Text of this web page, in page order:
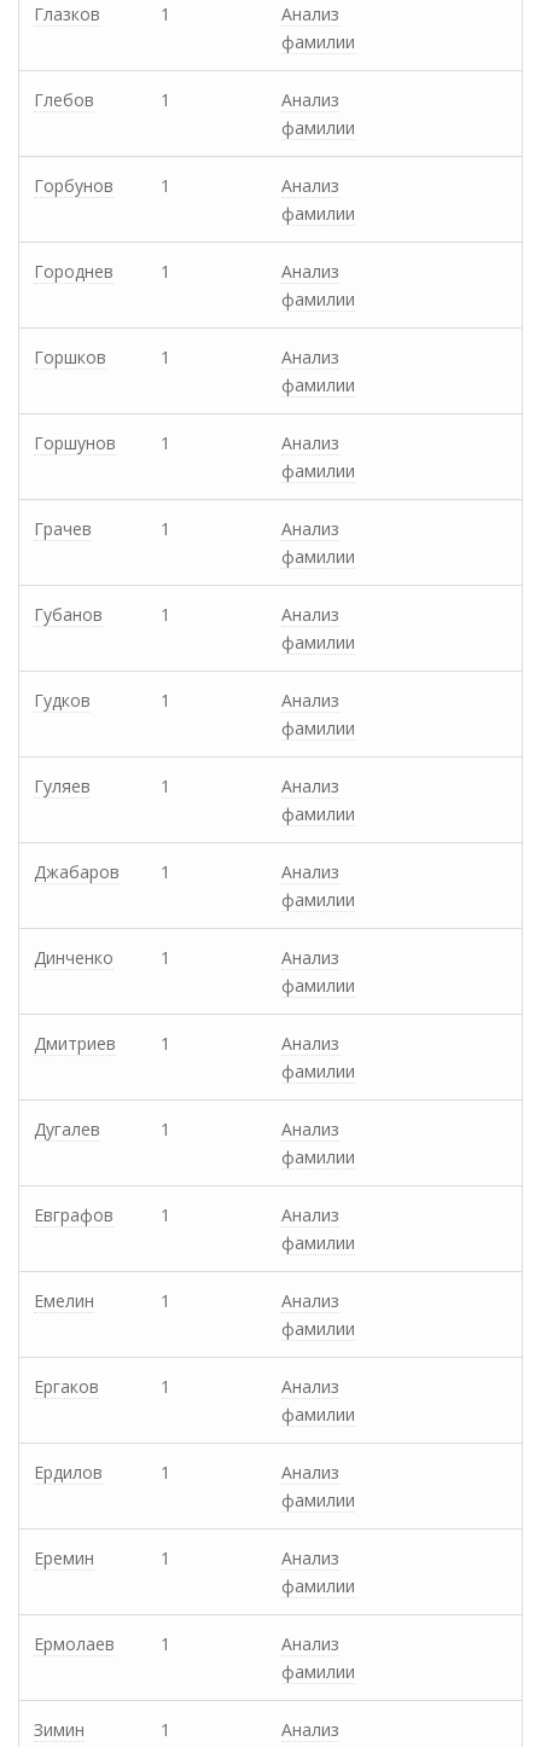
Глазков 1
Анализ
фамилии
Глебов 1
Анализ
фамилии
Горбунов 1
Анализ
фамилии
Городнев 1
Анализ
фамилии
Горшков 1
Анализ
фамилии
Горшунов 1
Анализ
фамилии
Грачев 1
Анализ
фамилии
Губанов 1
Анализ
фамилии
Гудков 1
Анализ
фамилии
Гуляев 1
Анализ
фамилии
Джабаров 1
Анализ
фамилии
Динченко 1
Анализ
фамилии
Дмитриев 1
Анализ
фамилии
Дугалев 1
Анализ
фамилии
Евграфов 1
Анализ
фамилии
Емелин 1
Анализ
фамилии
Ергаков 1
Анализ
фамилии
Ердилов 1
Анализ
фамилии
Еремин 1
Анализ
фамилии
Ермолаев 1
Анализ
фамилии
Зимин 1
Анализ